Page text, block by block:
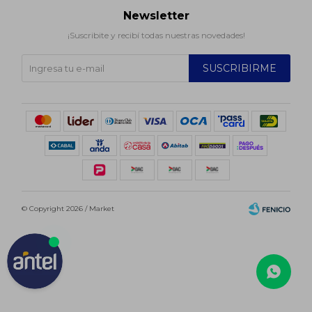
Newsletter
¡Suscribite y recibí todas nuestras novedades!
SUSCRIBIRME
© Copyright 2026 / Market